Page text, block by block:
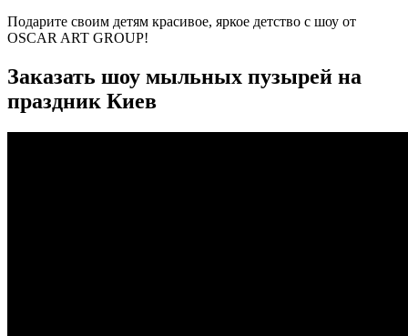
Подарите своим детям красивое, яркое детство с шоу от
OSCAR ART GROUP!
Заказать шоу мыльных пузырей на
праздник Киев